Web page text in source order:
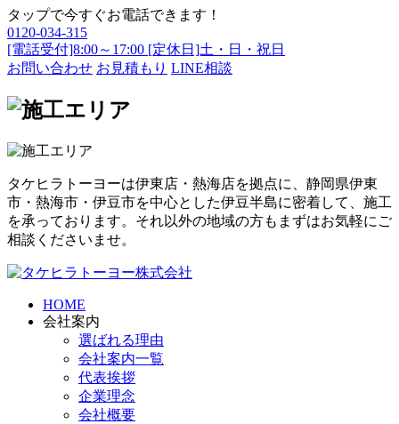
タップで今すぐお電話できます！
0120-034-315
[電話受付]8:00～17:00 [定休日]土・日・祝日
お問い合わせ お見積もり LINE相談
タケヒラトーヨーは伊東店・熱海店を拠点に、静岡県伊東
市・熱海市・伊豆市を中心とした伊豆半島に密着して、施工
を承っております。それ以外の地域の方もまずはお気軽にご
相談くださいませ。
HOME
会社案内
選ばれる理由
会社案内一覧
代表挨拶
企業理念
会社概要